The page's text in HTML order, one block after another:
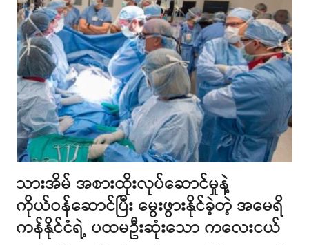
သားအိမ် အစားထိုးလုပ်ဆောင်မှုနဲ့
ကိုယ်ဝန်ဆောင်ပြီး မွေးဖွားနိုင်ခဲ့တဲ့ အမေရိ
ကန်နိုင်ငံရဲ့ ပထမဦးဆုံးသော ကလေးငယ်